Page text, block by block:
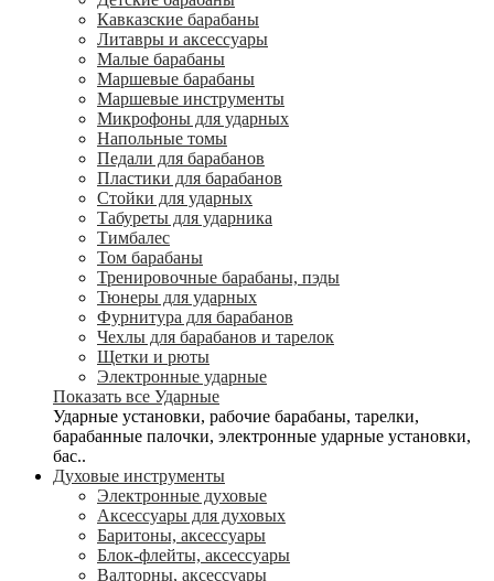
Кавказские барабаны
Литавры и аксессуары
Малые барабаны
Маршевые барабаны
Маршевые инструменты
Микрофоны для ударных
Напольные томы
Педали для барабанов
Пластики для барабанов
Стойки для ударных
Табуреты для ударника
Тимбалес
Том барабаны
Тренировочные барабаны, пэды
Тюнеры для ударных
Фурнитура для барабанов
Чехлы для барабанов и тарелок
Щетки и рюты
Электронные ударные
Показать все Ударные
Ударные установки, рабочие барабаны, тарелки,
барабанные палочки, электронные ударные установки,
бас..
Духовые инструменты
Электронные духовые
Аксессуары для духовых
Баритоны, аксессуары
Блок-флейты, аксессуары
Валторны, аксессуары